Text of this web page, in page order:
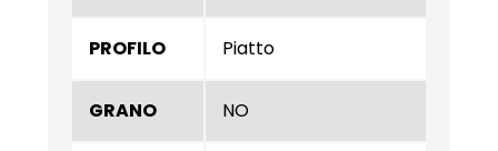
PROFILO Piatto
GRANO NO